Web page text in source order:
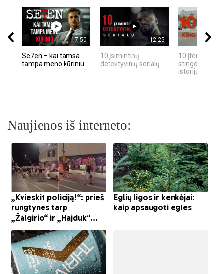
17:50
Se7en – kai tamsa
tampa meno kūriniu
12:25
10 įsimintinų
detektyvinių serialų
10 įtemptų,
stingdančių
istorijų
Naujienos iš interneto: